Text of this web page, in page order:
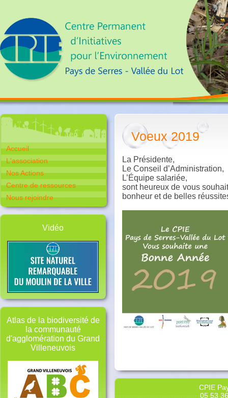
Accueil
L'association
Nos Actions
Centre de ressources
Nous rejoindre
Vidéo
Atlas de la biodiversité de
la communauté
d'agglomération du Grand
Villeneuvois
Voeux 2019
La Présidente,
Le Conseil d’Administration,
L’Équipe salariée,
sont heureux de vous
bonheur et de belles
CPIE
05 53